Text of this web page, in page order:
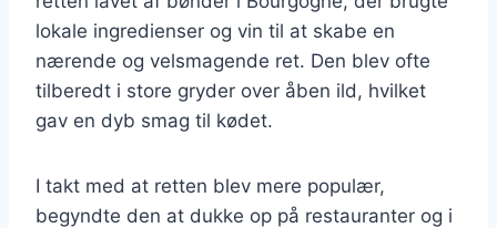
lokale ingredienser og vin til at skabe en
nærende og velsmagende ret. Den blev ofte
tilberedt i store gryder over åben ild, hvilket
gav en dyb smag til kødet.
I takt med at retten blev mere populær,
begyndte den at dukke op på restauranter og i